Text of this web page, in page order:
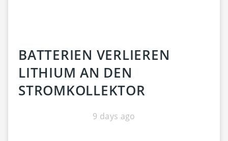
BATTERIEN VERLIEREN
LITHIUM AN DEN
STROMKOLLEKTOR
9 days ago